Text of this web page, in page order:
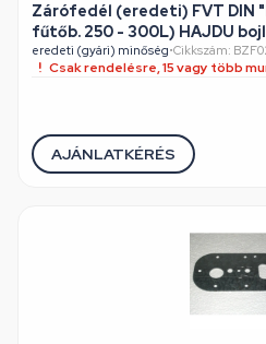
Zárófedél (eredeti) FVT DIN
fűtőb. 250 - 300L) HAJDU
eredeti (gyári) minőség•Cikkszám:
Csak rendelésre, 15 vagy több
AJÁNLATKÉRÉS